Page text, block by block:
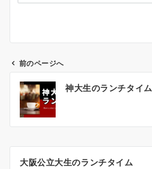
前のページへ
神大生のランチタイム
大阪公立大生のランチタイム